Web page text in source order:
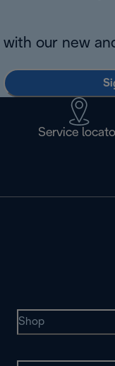
with our new
Service
Shop